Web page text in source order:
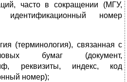
часто в сокращении (МГУ,
номер
(терминология), связанная с
бумаг (документ,
реквизиты, индекс, код
номер);